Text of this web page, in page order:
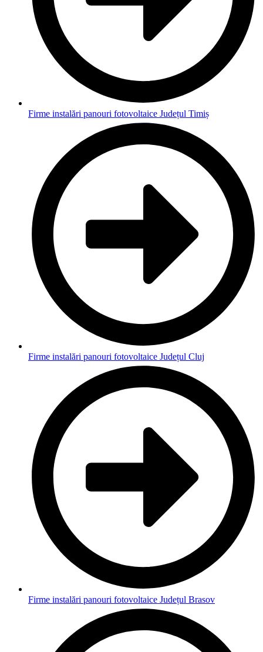
Firme instalări panouri fotovoltaice Județul Timiș
Firme instalări panouri fotovoltaice Județul Cluj
Firme instalări panouri fotovoltaice Județul Brasov